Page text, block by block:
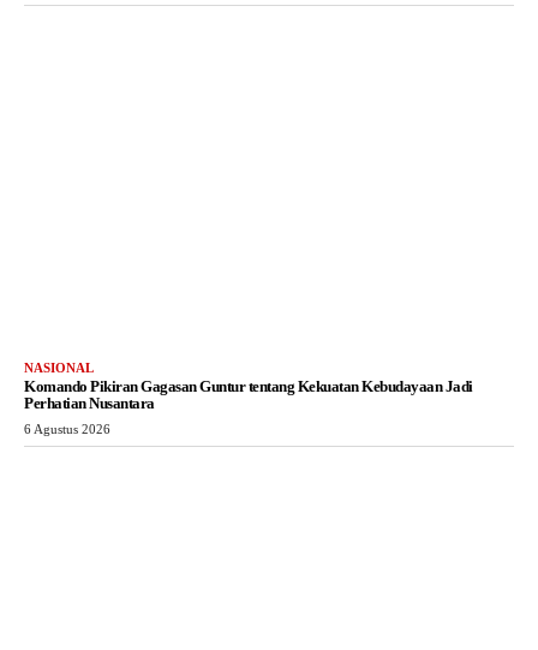
NASIONAL
Komando Pikiran Gagasan Guntur tentang Kekuatan Kebudayaan Jadi
Perhatian Nusantara
6 Agustus 2026